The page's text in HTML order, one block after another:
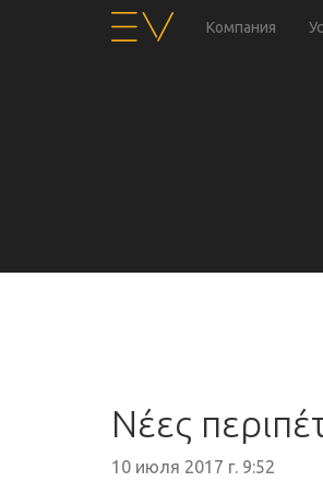
Компания
Νέες
10 июля 2017 г. 9:52